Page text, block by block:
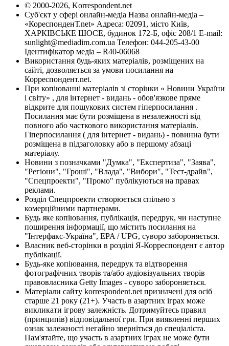
© 2000-2026, Korrespondent.net
Суб'єкт у сфері онлайн-медіа Назва онлайн-медіа –
«КореспонденТ.net» Адреса: 02091, місто Київ,
ХАРКІВСЬКЕ ШОСЕ, будинок 172-Б, офіс 208/1 E-mail:
sunlight@mediadim.com.ua Телефон: 044-205-43-00
Ідентифікатор медіа – R40-06068
Використання будь-яких матеріалів, розміщених на
сайті, дозволяється за умови посилання на
Корреспондент.net.
При копіюванні матеріалів зі сторінки « Новини України
і світу» , для інтернет - видань - обов'язкове пряме
відкрите для пошукових систем гіперпосилання .
Посилання має бути розміщена в незалежності від
повного або часткового використання матеріалів.
Гіперпосилання ( для інтернет - видань) - повинна бути
розміщена в підзаголовку або в першому абзаці
матеріалу.
Новини з позначками "Думка", "Експертиза", "Заява",
"Регіони", "Гроші", "Влада", "Вибори", "Тест-драйв",
"Спецпроекти", "Промо" публікуються на правах
реклами.
Розділ Спецпроекти створюється спільно з
комерційними партнерами.
Будь яке копіювання, публікація, передрук, чи наступне
поширення інформації, що містить посилання на
"Інтерфакс-Україна", EPA / UPG, суворо забороняється.
Власник веб-сторінки в розділі Я-Корреспондент є автор
публікації.
Будь-яке копіювання, передрук та відтворення
фотографічних творів та/або аудіовізуальних творів
правовласника Getty Images - суворо забороняється.
Матеріали сайту korrespondent.net призначені для осіб
старше 21 року (21+). Участь в азартних іграх може
викликати ігрову залежність. Дотримуйтесь правил
(принципів) відповідальної гри. При виявленні перших
ознак залежності негайно зверніться до спеціаліста.
Пам'ятайте, що участь в азартних іграх не може бути